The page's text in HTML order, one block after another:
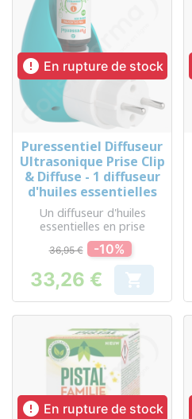
 En rupture de stock
Puressentiel Diffuseur
Ultrasonique Prise Clip
& Diffuse - 1 diffuseur
d'huiles essentielles
Un diffuseur d'huiles
essentielles en prise
36,95 € -10%
Prix
33,26 € 
 En rupture de stock